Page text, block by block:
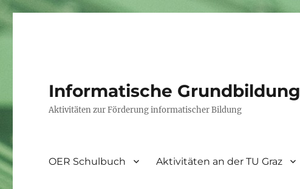
Informatische Grundbildung
Aktivitäten zur Förderung informatischer Bildung
OER Schulbuch Aktivitäten an der TU Graz